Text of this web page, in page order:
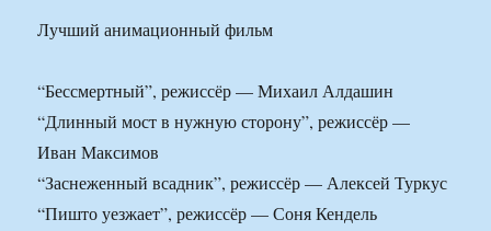
Лучший анимационный фильм
“Бессмертный”, режиссёр — Михаил Алдашин
“Длинный мост в нужную сторону”, режиссёр —
Иван Максимов
“Заснеженный всадник”, режиссёр — Алексей Туркус
“Пишто уезжает”, режиссёр — Соня Кендель